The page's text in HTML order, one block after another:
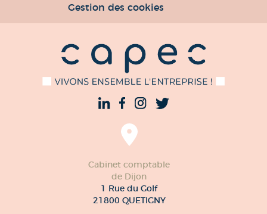
Gestion des cookies
Cabinet comptable
de Dijon
1 Rue du Golf
21800 QUETIGNY